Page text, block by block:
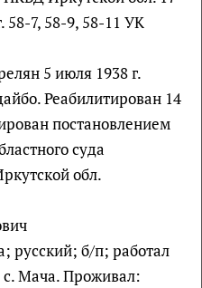
58-7, 58-9, 58-11 УК
5 июля 1938 г.
Реабилитирован 14
постановлением
суда
обл.
русский; б/п; работал
с. Мача. Проживал: